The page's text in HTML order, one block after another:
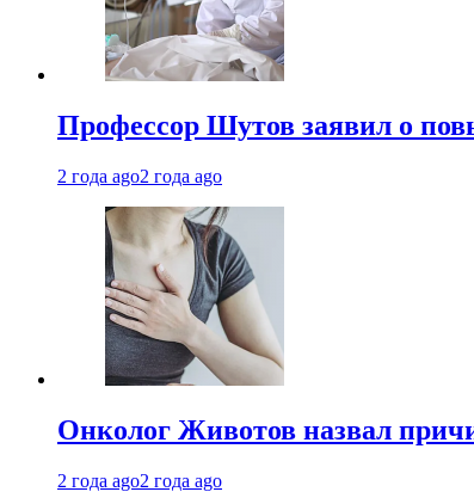
Профессор Шутов заявил о
2 года ago2 года ago
Онколог Животов назвал
2 года ago2 года ago